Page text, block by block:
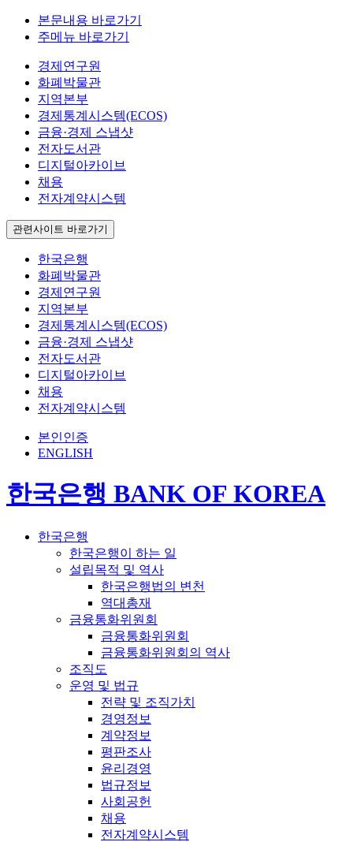
본문내용 바로가기
주메뉴 바로가기
경제연구원
화폐박물관
지역본부
경제통계시스템(ECOS)
금융·경제 스냅샷
전자도서관
디지털아카이브
채용
전자계약시스템
관련사이트 바로가기
한국은행
화폐박물관
경제연구원
지역본부
경제통계시스템(ECOS)
금융·경제 스냅샷
전자도서관
디지털아카이브
채용
전자계약시스템
본인인증
ENGLISH
한국은행 BANK OF KOREA
한국은행
한국은행이 하는 일
설립목적 및 역사
한국은행법의 변천
역대총재
금융통화위원회
금융통화위원회
금융통화위원회의 역사
조직도
운영 및 법규
전략 및 조직가치
경영정보
계약정보
평판조사
윤리경영
법규정보
사회공헌
채용
전자계약시스템